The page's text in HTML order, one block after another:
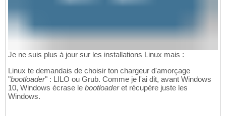
Je ne suis plus à jour sur les installations Linux mais :
Linux te demandais de choisir ton chargeur d'amorçage
"bootloader" : LILO ou Grub. Comme je l'ai dit, avant Windows
10, Windows écrase le bootloaderet récupére juste les
Windows.